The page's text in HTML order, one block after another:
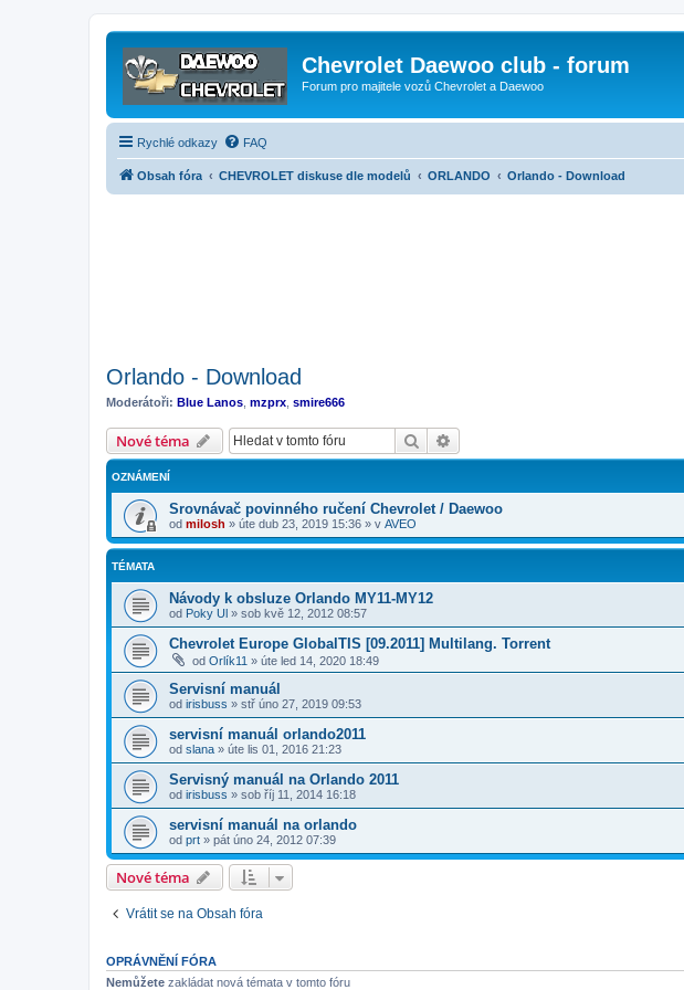
Chevrolet Daewoo club - forum
Forum pro majitele vozů Chevrolet a Daewoo
Rychlé odkazy FAQ
Obsah fóra CHEVROLET diskuse dle modelů ORLANDO Orlando - Download
Orlando - Download
Moderátoři: Blue Lanos mzprx smire666
Nové téma Hledat
OZNÁMENÍ
Srovnávač povinného ručení Chevrolet / Daewoo
od milosh » úte dub 23, 2019 15:36 » v AVEO
TÉMATA
Návody k obsluze Orlando MY11-MY12
od Poky Ul » sob kvě 12, 2012 08:57
Chevrolet Europe GlobalTIS [09.2011] Multilang. Torrent
od Orlík11 » úte led 14, 2020 18:49
Servisní manuál
od irisbuss » stř úno 27, 2019 09:53
servisní manuál orlando2011
od slana » úte lis 01, 2016 21:23
Servisný manuál na Orlando 2011
od irisbuss » sob říj 11, 2014 16:18
servisní manuál na orlando
od prt » pát úno 24, 2012 07:39
Nové téma
Vrátit se na Obsah fóra
OPRÁVNĚNÍ FÓRA
Nemůžete zakládat nová témata v tomto fóru